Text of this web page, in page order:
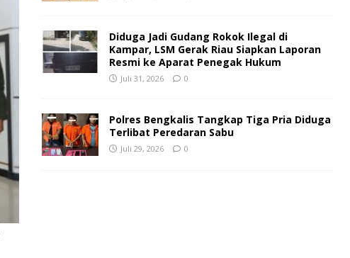
Diduga Jadi Gudang Rokok Ilegal di
Kampar, LSM Gerak Riau Siapkan Laporan
Resmi ke Aparat Penegak Hukum
Juli 31, 2026 0
Polres Bengkalis Tangkap Tiga Pria Diduga
Terlibat Peredaran Sabu
Juli 29, 2026 0